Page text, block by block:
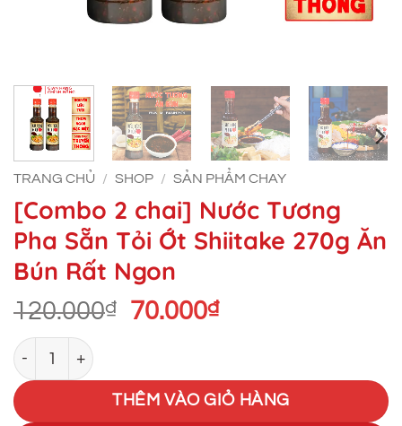
TRANG CHỦ / SHOP / SẢN PHẨM CHAY
[Combo 2 chai] Nước Tương
Pha Sẵn Tỏi Ớt Shiitake 270g Ăn
Bún Rất Ngon
120.000₫
Giá
120.000₫.
70.000₫Giá
là:
70.000₫.
[Combo 2 chai] Nước Tương Pha Sẵn Tỏi Ớt Shiitake
THÊM VÀO GIỎ HÀNG